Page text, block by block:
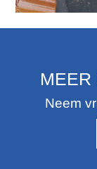
MEER
Neem